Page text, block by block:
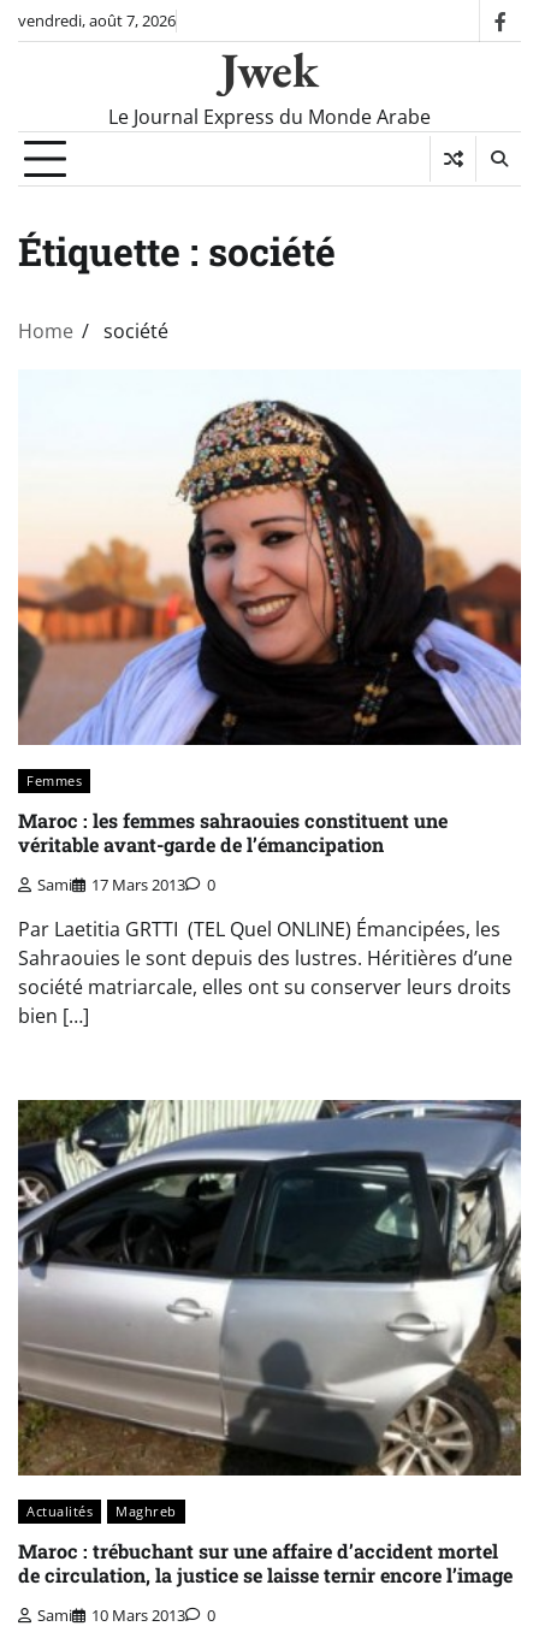
Skipvendredi, août 7, 2026
Jwek
Le Journal Express du Monde Arabe
Étiquette : société
Home société
Femmes
Maroc : les femmes sahraouies constituent une
véritable avant-garde de l’émancipation
Sami 17 Mars 2013 0
Par Laetitia GRTTI (TEL Quel ONLINE) Émancipées, les
Sahraouies le sont depuis des lustres. Héritières d’une
société matriarcale, elles ont su conserver leurs droits
bien […]
Actualités Maghreb
Maroc : trébuchant sur une affaire d’accident mortel
de circulation, la justice se laisse ternir encore l’image
Sami 10 Mars 2013 0